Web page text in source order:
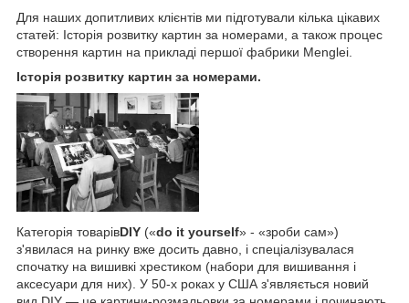
Для наших допитливих клієнтів ми підготували кілька цікавих
статей: Історія розвитку картин за номерами, а також процес
створення картин на прикладі першої фабрики Menglei.
Історія розвитку картин за номерами.
Категорія товарівDIY («do it yourself» - «зроби сам»)
з'явилася на ринку вже досить давно, і спеціалізувалася
спочатку на вишивкі хрестиком (набори для вишивання і
аксесуари для них). У 50-х роках у США з'являється новий